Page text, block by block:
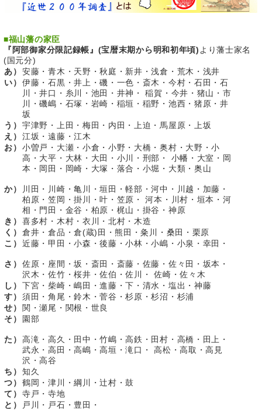
■福山藩の家臣
『阿部御家分限記録帳』(宝暦末期から明和初年頃) より藩士家名
(国元分)
あ） 安藤・青木・天野・秋庭・新井・浅倉・荒木・浅井
い） 伊藤・石黒・井上・磯・一色・斎木・今村・石田・石
川・井口・糸川・池田・井神・ 稲賀・今井・猪山・市
川・磯嶋・石塚・岩崎・稲垣・稲野・池西・猪原・井
坂
う） 宇津野・上田・梅田・内田・上迫・馬屋原・上坂
え） 江坂・遠藤・江木
お） 小曽戸・大瀬・小倉・小野・大橋・奥村・大野・小
高・大平・大林・大田・小川・刑部・ 小幡・大室・岡
本・岡田・岡崎・大塚・落合・小堀・大類・奥山
か）
川田・川崎・亀川・垣田・軽部・河中・川越・加藤・
柏原・笠岡・掛川・叶・笠原・ 河本・川村・垣本・河
相・門田・金谷・柏原・梶山・掛谷・神原
き） 喜多村・木村・衣川・北村・木造
く） 倉井・倉品・倉(蔵)田・熊田・粂川・桑田・栗原
こ） 近藤・甲田・小森・後藤・小林・小嶋・小泉・幸田・
さ） 佐原・座間・坂・斎田・斎藤・佐藤・佐々田・坂本・
沢木・佐竹・桜井・佐伯・佐川・ 佐崎・佐々木
し） 下宮・柴崎・嶋田・進藤・下・清水・塩出・神藤
す） 須田・角尾・鈴木・菅谷・杉原・杉沼・杉浦
せ）
関・瀬尾・関根・世良
そ）
園部
た） 高滝・高久・田中・竹嶋・高鉄・田村・高橋・田上・
武永・高田・高嶋・高垣・滝口・ 高松・高取・高見
沢・高谷
ち） 知久
つ） 鶴岡・津川・綱川・辻村・鼓
て） 寺戸・寺地
と）
戸川・戸石・豊田・